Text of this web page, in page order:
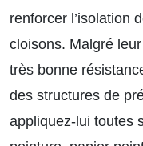
renforcer l’isolation
cloisons. Malgré
très bonne
des structures de
appliquez-lui toutes